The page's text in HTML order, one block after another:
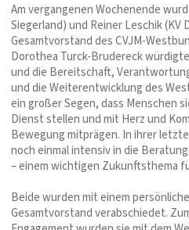
Am vergangenen Wochenende
Siegerland) und Reiner Leschik (KV
Gesamtvorstand des CVJM-
Dorothea Turck-Brudereck
und die Bereitschaft,
und die Weiterentwicklung des
ein großer Segen, dass Menschen
Dienst stellen und mit Herz und
Bewegung mitprägen. In ihrer
noch einmal intensiv in die
– einem wichtigen Zukunftsthema
Beide wurden mit einem
Gesamtvorstand verabschiedet.